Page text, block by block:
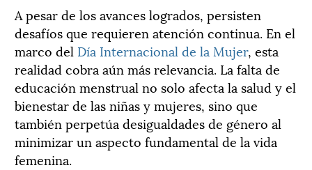
A pesar de los avances logrados, persisten
desafíos que requieren atención continua. En el
marco del Día Internacional de la Mujer, esta
realidad cobra aún más relevancia. La falta de
educación menstrual no solo afecta la salud y el
bienestar de las niñas y mujeres, sino que
también perpetúa desigualdades de género al
minimizar un aspecto fundamental de la vida
femenina.